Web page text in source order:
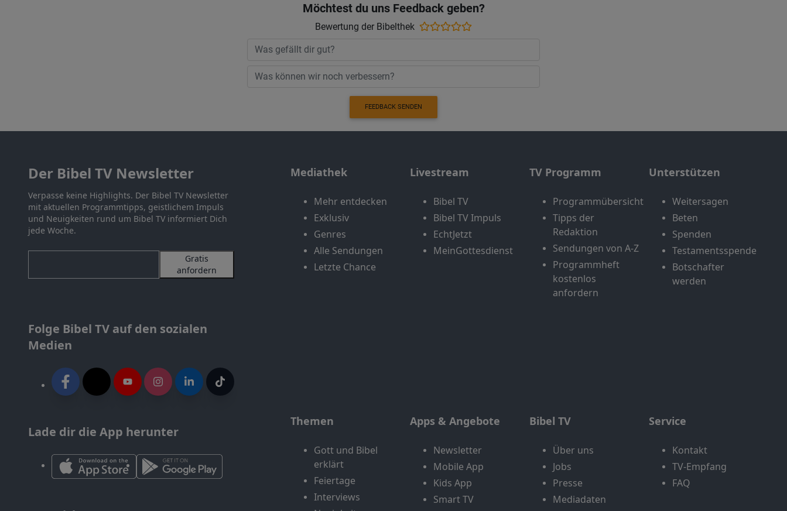
Möchtest du uns Feedback geben?
Bewertung der Bibelthek
FEEDBACK SENDEN
Der Bibel TV Newsletter
Verpasse keine Highlights. Der Bibel TV Newsletter
mit aktuellen Programmtipps, geistlichem Impuls
und Neuigkeiten rund um Bibel TV informiert Dich
jede Woche.
Gratis
anfordern
Folge Bibel TV auf den sozialen
Medien
Lade dir die App herunter
Mediathek
Mehr entdecken
Exklusiv
Genres
Alle Sendungen
Letzte Chance
Livestream
Bibel TV
Bibel TV Impuls
EchtJetzt
MeinGottesdienst
TV Programm
Programmübersicht
Tipps der
Redaktion
Sendungen von A-Z
Programmheft
kostenlos
anfordern
Unterstützen
Weitersagen
Beten
Spenden
Testamentsspende
Botschafter
werden
Themen
Gott und Bibel
erklärt
Feiertage
Interviews
Apps & Angebote
Newsletter
Mobile App
Kids App
Smart TV
Bibel TV
Über uns
Jobs
Presse
Mediadaten
Service
Kontakt
TV-Empfang
FAQ